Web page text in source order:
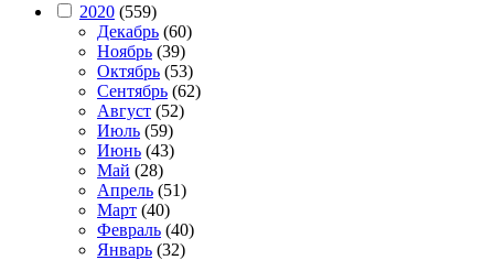
2020 (559)
Декабрь (60)
Ноябрь (39)
Октябрь (53)
Сентябрь (62)
Август (52)
Июль (59)
Июнь (43)
Май (28)
Апрель (51)
Март (40)
Февраль (40)
Январь (32)